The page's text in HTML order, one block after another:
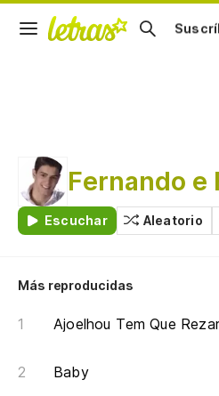
Fernando e
Escuchar Aleatorio
Más reproducidas
Ajoelhou Tem Que Rezar
Baby